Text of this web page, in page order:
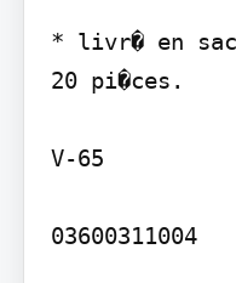
* livr� en
20 pi�ces.
V-65
03600311004